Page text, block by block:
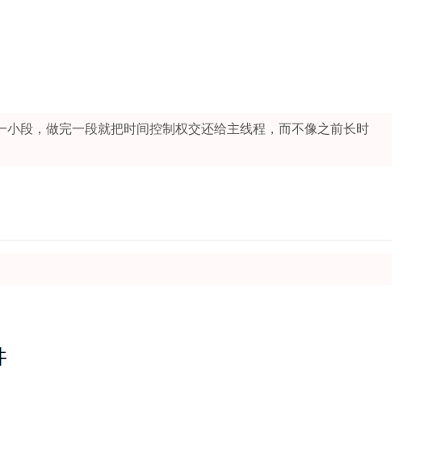
段，做完一段就把时间控制权交还给主线程，而不像之前长时